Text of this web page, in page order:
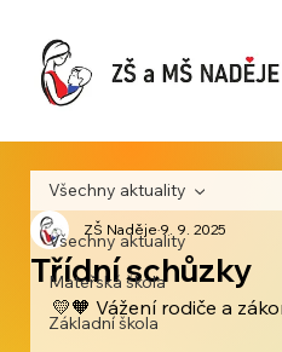
Všechny aktuality
Mateřská škola
Základní škola
Všechny aktuality
Třídní schůzky
ZŠ Naděje9. 9. 2025
💛🧡 Vážení rodiče a